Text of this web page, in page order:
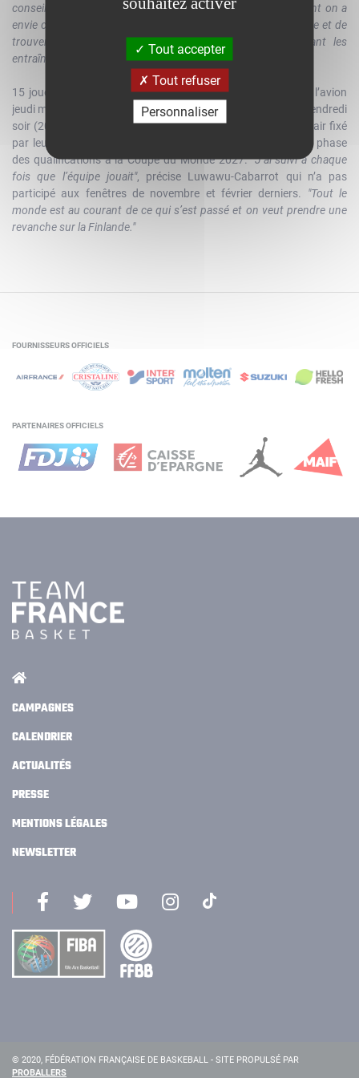
conseils mais tout va pour le mieux. Maintenant, tout ce dont on a
envie c’est de jouer des matches. On a hâte d’être en Belgique et de
trouver le rythme et l’alchimie qu’on a construits pendant les
entraînements."
15 joueurs (Rayant Rupert ayant quitté le groupe) ont pris l’avion
jeudi matin pour Anvers où la France affrontera la Belgique vendredi
soir (20h30, en direct sur BeIN Sports 3). Avec un objectif clair fixé
par leur entraîneur : signer un 2/2 pour boucler la première phase
des qualifications à la Coupe du Monde 2027."J’ai suivi à chaque
fois que l’équipe jouait", précise Luwawu-Cabarrot qui n’a pas
participé aux fenêtres de novembre et février derniers. "Tout le
monde est au courant de ce qui s’est passé et on veut prendre une
revanche sur la Finlande."
FOURNISSEURS OFFICIELS
PARTENAIRES OFFICIELS
CAMPAGNES
CALENDRIER
ACTUALITÉS
PRESSE
MENTIONS LÉGALES
NEWSLETTER
© 2020, FÉDÉRATION FRANÇAISE DE BASKEBALL - SITE PROPULSÉ PAR
PROBALLERS
Tout accepter
Tout refuser
Personnaliser